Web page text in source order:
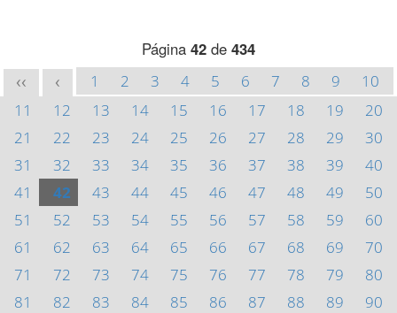
Página 42 de 434
<< < 1 2 3 4 5 6 7 8 9
10
11
12 13 14 15 16 17 18 19
20
21
22 23 24 25 26 27 28 29
30
31
32 33 34 35 36 37 38 39
40
41
42 43 44 45 46 47 48 49
50
51
52 53 54 55 56 57 58 59
60
61
62 63 64 65 66 67 68 69
70
71
72 73 74 75 76 77 78 79
80
81
82 83 84 85 86 87 88 89
90